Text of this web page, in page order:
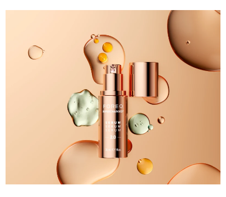
LUNA™ 4 Men
For men, anti-aging massage
LUNA™ 4 mini
For young skin, T-zone
LUNA™ 4 go
For travel or gym bag
Microcurrent toning on-the-go
BEAR™ 2 eyes & lips
Microcurrent line smoothing device
面部提拉護理
Premium anti-aging skincare
BEAR™ 設備
All premium facelift devices
Deep facial hydration
UFO™ 3 LED
Near-infrared and red light therapy
device
UFO™ 3 mini
Red light therapy device for young skin
UFO™ 3 go
Hybrid silicone sonic toothbrush
issa™ 4 plus
Smart hybrid silicone sonic toothbrush
issa™ 4 smile
Hybrid silicone sonic toothbrush
issa™ 4 baby
FAQ™ 101
Clinical anti-aging
FAQ™ 102
Advanced clinical anti-aging
LED 護理
NEW
FAQ™ 201
LED mask
FAQ™ 202
LED mask
FAQ™ 301
肌膚年輕化
NEW
FAQ™ 501
預計送達日期
保加利亞 預計送達日期8/8/26
預計送達日期 8/12/26
預計送達日期
預計送達日期
預計送達日期 8/8/26
賽普勒斯 預計送達日期8/9/26